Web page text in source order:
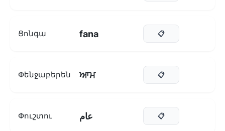
Ցոնգա fana 📋
Փենջաբերեն ਆਮ 📋
Փուշտու عام 📋